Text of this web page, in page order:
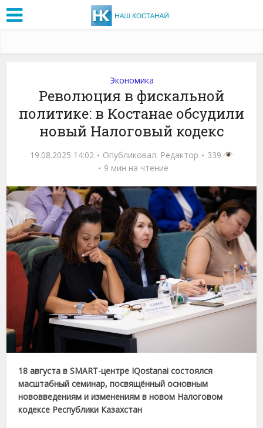
Экономика
Революция в фискальной
политике: в Костанае обсудили
новый Налоговый кодекс
19.08.2025 14:02 Опубликовал: Редактор
339
9 мин на чтение
18 августа в SMART-центре IQostanai состоялся
масштабный семинар, посвящённый основным
нововведениям и изменениям в новом Налоговом
кодексе Республики Казахстан